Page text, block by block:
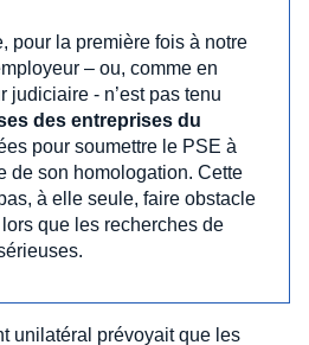
pour la première fois à notre
– ou, comme en
judiciaire - n’est pas tenu
des entreprises du
pour soumettre le PSE à
de son homologation. Cette
à elle seule, faire obstacle
que les recherches de
unilatéral prévoyait que les